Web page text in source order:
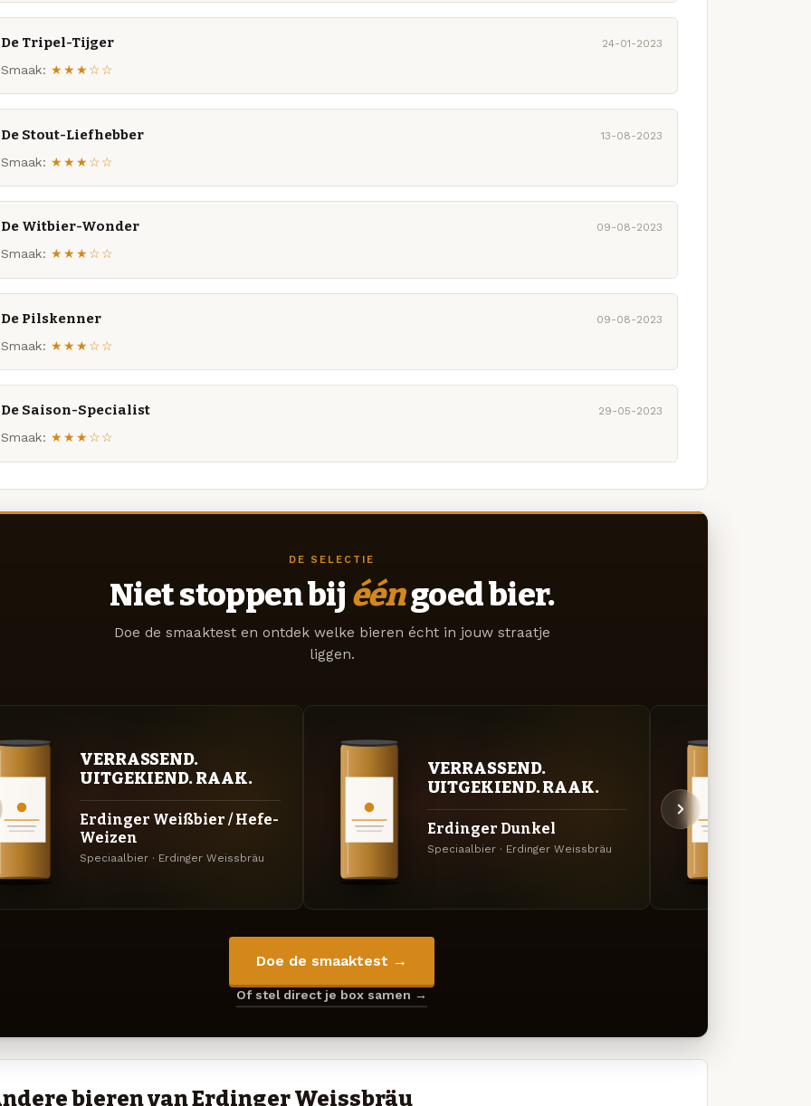
De Tripel-Tijger 24-01-2023
Smaak: ★★★☆☆
De Stout-Liefhebber 13-08-2023
Smaak: ★★★☆☆
De Witbier-Wonder 09-08-2023
Smaak: ★★★☆☆
De Pilskenner 09-08-2023
Smaak: ★★★☆☆
De Saison-Specialist 29-05-2023
Smaak: ★★★☆☆
DE SELECTIE
Niet stoppen bij ééngoed bier.
Doe de smaaktest en ontdek welke bieren écht in jouw straatje
liggen.
VERRASSEND.
UITGEKIEND. RAAK.
Erdinger Weißbier / Hefe-
Weizen
Speciaalbier · Erdinger Weissbräu
VERRASSEND.
UITGEKIEND. RAAK.
Erdinger Dunkel
Speciaalbier · Erdinger Weissbräu
Doe de smaaktest →
Of stel direct je box samen →
bieren van Erdinger Weissbräu